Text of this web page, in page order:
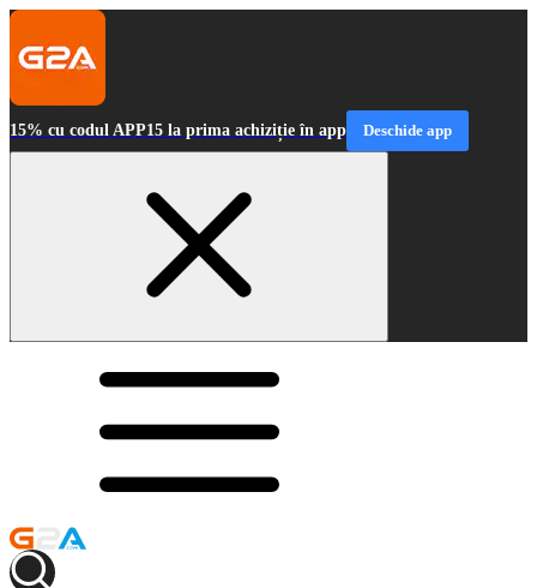
15% cu codul APP15 la prima achiziție în app Deschide app